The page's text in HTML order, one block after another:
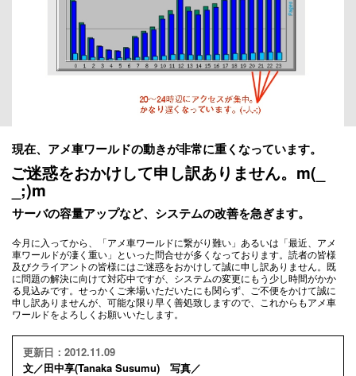
現在、アメ車ワールドの動きが非常に重くなっています。
ご迷惑をおかけして申し訳ありません。m(_
_;)m
サーバの容量アップなど、システムの改善を急ぎます。
今月に入ってから、「アメ車ワールドに繋がり難い」あるいは「最近、アメ
車ワールドが凄く重い」といった問合せが多くなっております。読者の皆様
及びクライアントの皆様にはご迷惑をおかけして誠に申し訳ありません。既
に問題の解決に向けて対応中ですが、システムの変更にもう少し時間がかか
る見込みです。せっかくご来場いただいたにも関らず、ご不便をかけて誠に
申し訳ありませんが、可能な限り早く善処致しますので、これからもアメ車
ワールドをよろしくお願いいたします。
更新日：2012.11.09
文／田中享(Tanaka Susumu) 写真／